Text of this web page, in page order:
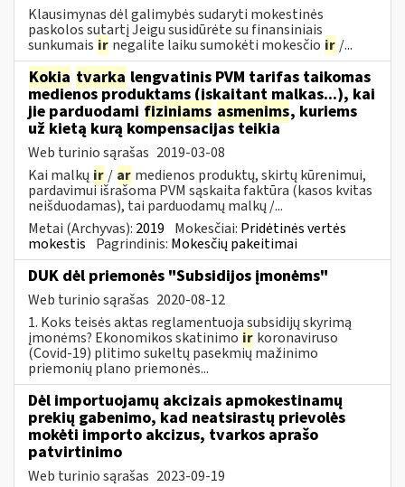
Klausimynas dėl galimybės sudaryti mokestinės
paskolos sutartį Jeigu susidūrėte su finansiniais
sunkumais ir negalite laiku sumokėti mokesčio ir /...
Kokia tvarka lengvatinis PVM tarifas taikomas
medienos produktams (įskaitant malkas...), kai
jie parduodami fiziniams asmenims, kuriems
už kietą kurą kompensacijas teikia
Web turinio sąrašas 2019-03-08
Kai malkų ir / ar medienos produktų, skirtų kūrenimui,
pardavimui išrašoma PVM sąskaita faktūra (kasos kvitas
neišduodamas), tai parduodamų malkų /...
Metai (Archyvas): 2019 Mokesčiai: Pridėtinės vertės
mokestis Pagrindinis: Mokesčių pakeitimai
DUK dėl priemonės "Subsidijos įmonėms"
Web turinio sąrašas 2020-08-12
1. Koks teisės aktas reglamentuoja subsidijų skyrimą
įmonėms? Ekonomikos skatinimo ir koronaviruso
(Covid-19) plitimo sukeltų pasekmių mažinimo
priemonių plano priemonės...
Dėl importuojamų akcizais apmokestinamų
prekių gabenimo, kad neatsirastų prievolės
mokėti importo akcizus, tvarkos aprašo
patvirtinimo
Web turinio sąrašas 2023-09-19